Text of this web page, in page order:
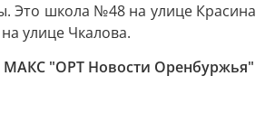
Это школа №48 на улице Красина
улице Чкалова.
МАКС "ОРТ Новости Оренбуржья"